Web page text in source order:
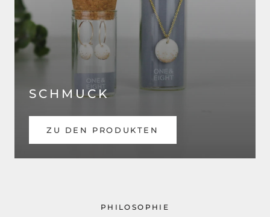
SCHMUCK
ZU DEN PRODUKTEN
PHILOSOPHIE